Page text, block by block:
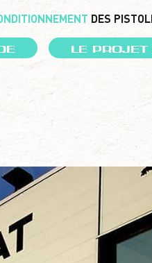
DES
LE PROJET